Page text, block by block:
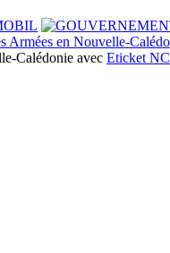
Calédonie avec Eticket NC